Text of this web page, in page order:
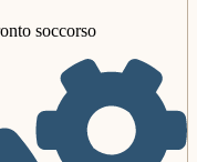
soccorso